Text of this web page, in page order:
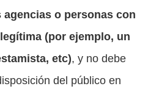
agencias o personas con
(por ejemplo, un
etc), y no debe
del público en